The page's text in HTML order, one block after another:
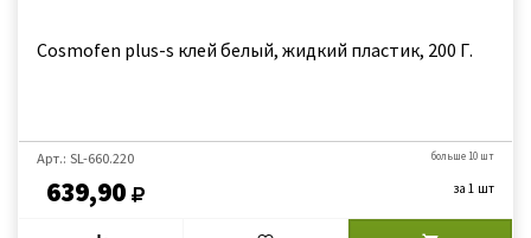
Cosmofen plus-s клей белый, жидкий пластик, 200 Г.
Арт.: SL-660.220
639,90
больше 10 шт
за 1 шт